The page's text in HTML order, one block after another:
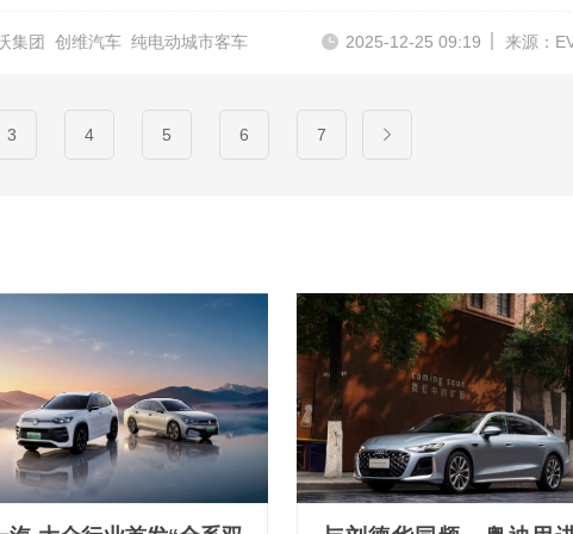
集团 创维汽车 纯电动城市客车 来源：
2025-12-25 09:19
3 4 5 6 7